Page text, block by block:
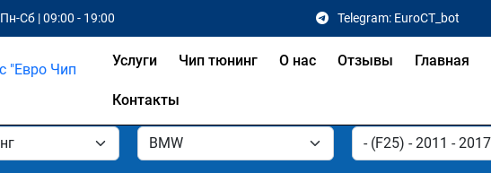
Пн-Сб | 09:00 - 19:00 Telegram: EuroCT_bot
Услуги Чип тюнинг О нас Отзывы Главная
Контакты